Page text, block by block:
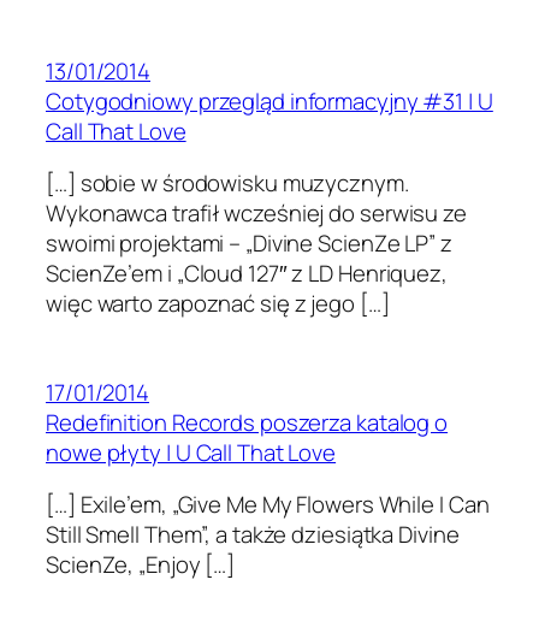
13/01/2014
Cotygodniowy przegląd informacyjny #31 | U
Call That Love
[…] sobie w środowisku muzycznym.
Wykonawca trafił wcześniej do serwisu ze
swoimi projektami – „Divine ScienZe LP” z
ScienZe’em i „Cloud 127″ z LD Henriquez,
więc warto zapoznać się z jego […]
17/01/2014
Redefinition Records poszerza katalog o
nowe płyty | U Call That Love
[…] Exile’em, „Give Me My Flowers While I Can
Still Smell Them”, a także dziesiątka Divine
ScienZe, „Enjoy […]